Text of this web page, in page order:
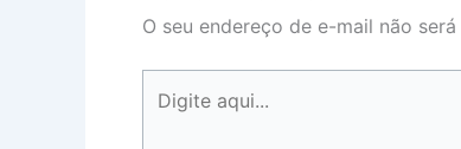
O seu endereço de e-mail não
aqui...